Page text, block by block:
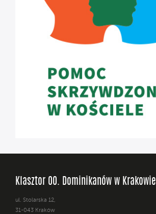
Klasztor OO. Dominikanów w Krakowie
ul. Stolarska 12,
31-043 Kraków